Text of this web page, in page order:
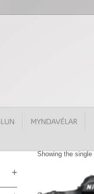
Showing the single